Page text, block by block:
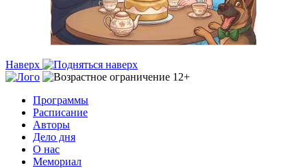
Наверх
Программы
Расписание
Авторы
Дело дня
О нас
Мемориал